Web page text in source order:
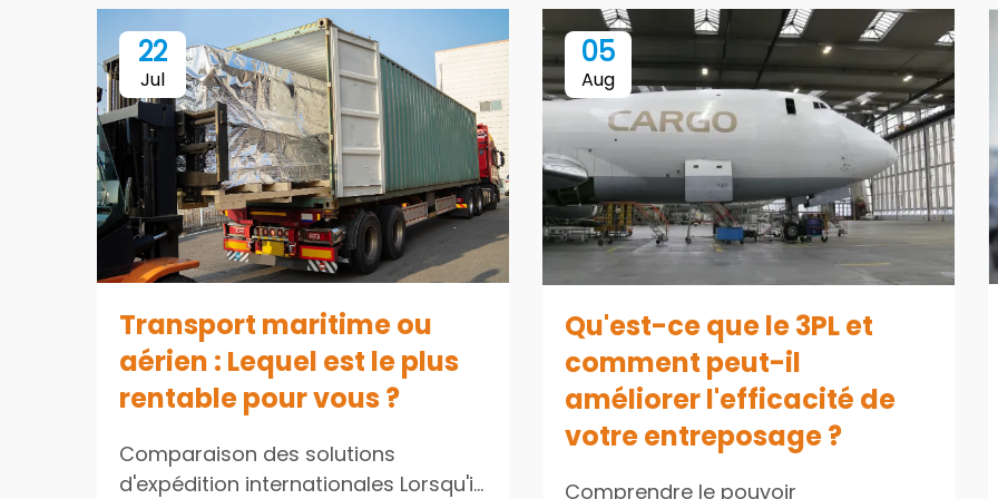
22
Jul
Transport maritime ou
aérien : Lequel est le plus
rentable pour vous ?
Comparaison des solutions
d'expédition internationales Lorsqu'il
05
Aug
Qu'est-ce que le 3PL et
comment peut-il
améliorer l'efficacité de
votre entreposage ?
Comprendre le pouvoir